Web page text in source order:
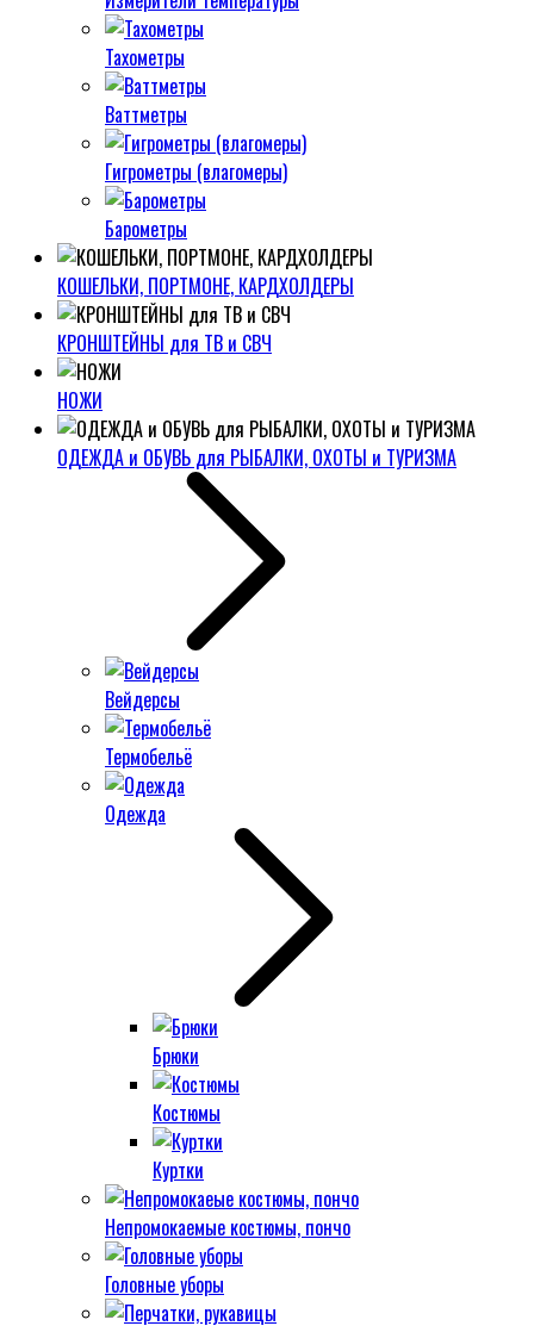
Тахометры
Ваттметры
Гигрометры (влагомеры)
Барометры
КОШЕЛЬКИ, ПОРТМОНЕ, КАРДХОЛДЕРЫ
КРОНШТЕЙНЫ для ТВ и СВЧ
НОЖИ
ОДЕЖДА и ОБУВЬ для РЫБАЛКИ, ОХОТЫ и ТУРИЗМА
Вейдерсы
Термобельё
Одежда
Брюки
Костюмы
Куртки
Непромокаемые костюмы, пончо
Головные уборы